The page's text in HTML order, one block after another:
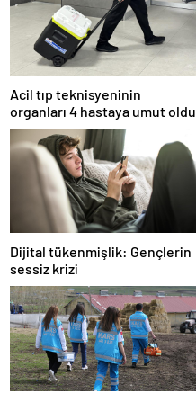
Acil tıp teknisyeninin
organları 4 hastaya umut oldu
Dijital tükenmişlik: Gençlerin
sessiz krizi